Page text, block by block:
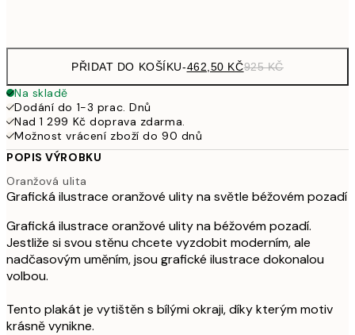
PŘIDAT DO KOŠÍKU-462,50 KČ925 KČ
Na skladě
Dodání do 1-3 prac. Dnů
Nad 1 299 Kč doprava zdarma.
Možnost vrácení zboží do 90 dnů
POPIS VÝROBKU
Oranžová ulita
Grafická ilustrace oranžové ulity na světle béžovém pozadí
Grafická ilustrace oranžové ulity na béžovém pozadí.
Jestliže si svou stěnu chcete vyzdobit moderním, ale
nadčasovým uměním, jsou grafické ilustrace dokonalou
volbou.
Tento plakát je vytištěn s bílými okraji, díky kterým motiv
krásně vynikne.